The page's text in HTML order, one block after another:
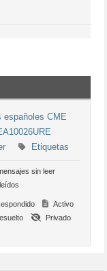
españoles CME
Etiquetas
sin leer
Activo
Privado